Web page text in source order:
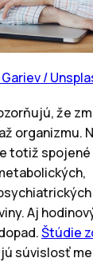
/
že
organizmu.
totiž spojené
Aj
Štúdie
súvislosť